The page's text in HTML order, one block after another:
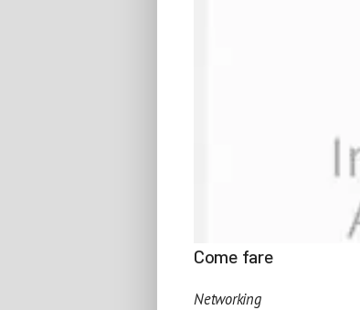
Come fare
Networking